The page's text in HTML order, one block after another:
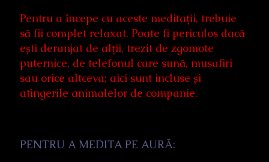
Pentru a începe cu aceste meditații, trebuie
să fii complet relaxat. Poate fi periculos dacă
ești deranjat de alții, trezit de zgomote
puternice, de telefonul care sună, musafiri
sau orice altceva; aici sunt incluse și
atingerile animalelor de companie.
PENTRU A MEDITA PE AURĂ: